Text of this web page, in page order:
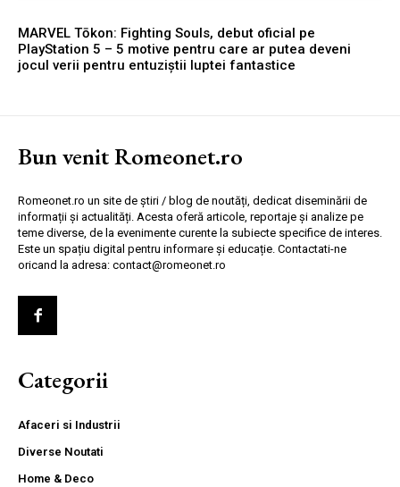
MARVEL Tōkon: Fighting Souls, debut oficial pe
PlayStation 5 – 5 motive pentru care ar putea deveni
jocul verii pentru entuziștii luptei fantastice
Bun venit Romeonet.ro
Romeonet.ro un site de știri / blog de noutăți, dedicat diseminării de
informații și actualități. Acesta oferă articole, reportaje și analize pe
teme diverse, de la evenimente curente la subiecte specifice de interes.
Este un spațiu digital pentru informare și educație. Contactati-ne
oricand la adresa: contact@romeonet.ro
Categorii
Afaceri si Industrii
Diverse Noutati
Home & Deco